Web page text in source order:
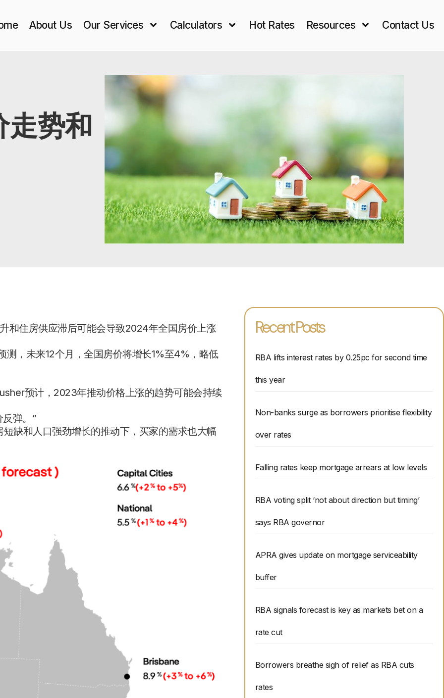
About Us Our Services Calculators Hot Rates Resources Contact Us
势和
和住房供应滞后可能会导致2024年全国房价上涨
，未来12个月，全国房价将增长1%至4%，略低
预计，2023年推动价格上涨的趋势可能会持续
弹。”
缺和人口强劲增长的推动下，买家的需求也大幅
Recent Posts
RBA lifts interest rates by 0.25pc for second time
this year
Non-banks surge as borrowers prioritise flexibility
over rates
Falling rates keep mortgage arrears at low levels
RBA voting split ‘not about direction but timing’
says RBA governor
APRA gives update on mortgage serviceability
buffer
RBA signals forecast is key as markets bet on a
rate cut
Borrowers breathe sigh of relief as RBA cuts
rates